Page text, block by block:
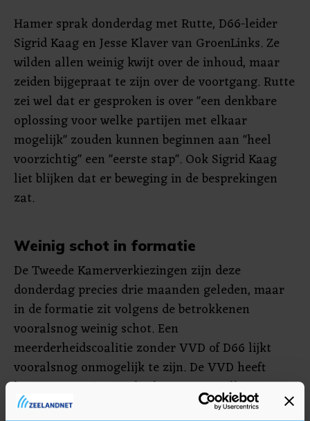
Hamer sprak donderdag met Rutte, D66-leider
Sigrid Kaag en Jesse Klaver van GroenLinks. Ze
wilden allen weinig kwijt over de inhoud, maar
zeiden bijgepraat te zijn over de voortgang. Rutte
zei wel dat er gesproken is over "een denkbare
oplossing voor welke partijen met elkaar
mogelijk" zouden kunnen beginnen aan "heel
voorzichtig" een "eerste stap". Ook Sigrid Kaag
liet blijken dat er beweging in de besprekingen
zat.
Weinig schot in formatie
De Tweede Kamerverkiezingen zijn deze
donderdag precies drie maanden geleden, maar
in de formatie zit volgens de betrokkenen
vooralsnog weinig schot. Een
meerderheidscoalitie zonder VVD of D66 lijkt
vooralsnog onmogelijk te zijn. De VVD heeft
laten weten niet zonder het CDA te willen, en
D66 wil dat er progressieve partijen deelnemen.